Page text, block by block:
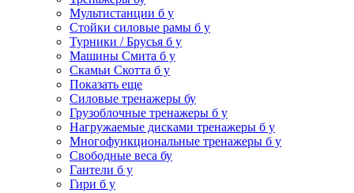
Мультистанции б у
Стойки силовые рамы б у
Турники / Брусья б у
Машины Смита б у
Скамьи Скотта б у
Показать еще
Силовые тренажеры бу
Грузоблочные тренажеры б у
Нагружаемые дисками тренажеры б у
Многофункциональные тренажеры б у
Свободные веса бу
Гантели б у
Гири б у